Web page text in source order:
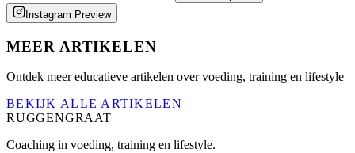
Instagram Preview
MEER ARTIKELEN
Ontdek meer educatieve artikelen over voeding, training en lifestyle
BEKIJK ALLE ARTIKELEN
RUGGENGRAAT
Coaching in voeding, training en lifestyle.